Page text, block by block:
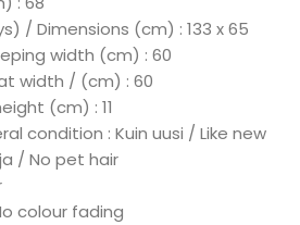
/ Dimensions (cm) : 133 x 65
width (cm) : 60
width / (cm) : 60
(cm) : 11
condition : Kuin uusi / Like new
/ No pet hair
colour fading